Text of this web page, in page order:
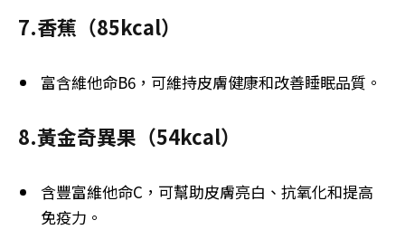
7.香蕉（85kcal）
富含維他命B6，可維持皮膚健康和改善睡眠品質。
8.黃金奇異果（54kcal）
含豐富維他命C，可幫助皮膚亮白、抗氧化和提高
免疫力。